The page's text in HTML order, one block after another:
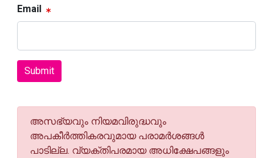
Email
Submit
അസഭ്യവും നിയമവിരുദ്ധവും
അപകീര്‍ത്തികരവുമായ പരാമര്‍ശങ്ങള്‍
പാടില്ല. വ്യക്തിപരമായ അധിക്ഷേപങ്ങളും